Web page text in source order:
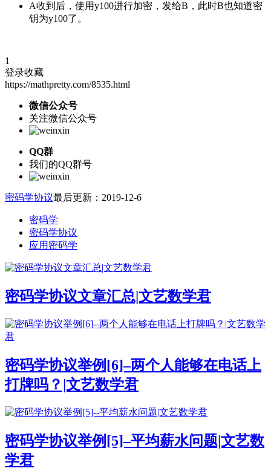
A收到后，使用y100进行加密，发给B，此时B也知道密
钥为y100了。
1
登录收藏
https://mathpretty.com/8535.html
微信公众号
关注微信公众号
QQ群
我们的QQ群号
密码学协议最后更新：2019-12-6
密码学
密码学协议
应用密码学
密码学协议文章汇总|文艺数学君
密码学协议举例[6]–两个人能够在电话上
打牌吗？|文艺数学君
密码学协议举例[5]–平均薪水问题|文艺数
学君